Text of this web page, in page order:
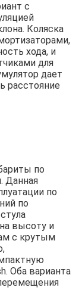
с
Коляска
хода, и
для
дает
расстояние
по
Данная
по
по
высоту и
с крутым
Оба варианта